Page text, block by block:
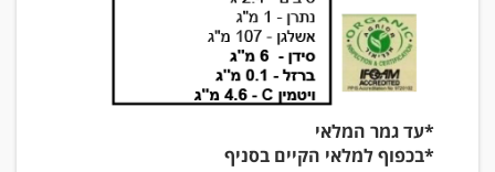
*עד גמר המלאי
*בכפוף למלאי הקיים בסניף